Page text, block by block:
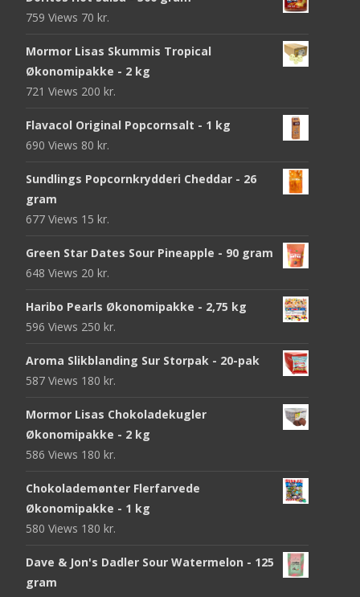
759 Views 70 kr.
Mormor Lisas Skummis Tropical
Økonomipakke - 2 kg
721 Views 200 kr.
Flavacol Original Popcornsalt - 1 kg
690 Views 80 kr.
Sundlings Popcornkrydderi Cheddar - 26
gram
677 Views 15 kr.
Green Star Dates Sour Pineapple - 90 gram
648 Views 20 kr.
Haribo Pearls Økonomipakke - 2,75 kg
596 Views 250 kr.
Aroma Slikblanding Sur Storpak - 20-pak
587 Views 180 kr.
Mormor Lisas Chokoladekugler
Økonomipakke - 2 kg
586 Views 180 kr.
Chokolademønter Flerfarvede
Økonomipakke - 1 kg
580 Views 180 kr.
Dave & Jon's Dadler Sour Watermelon - 125
gram